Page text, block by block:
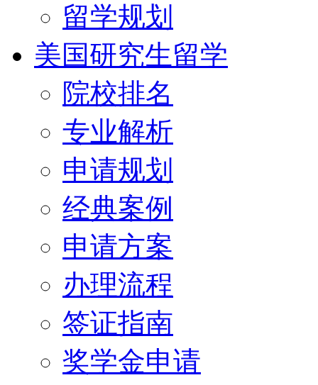
留学规划
美国研究生留学
院校排名
专业解析
申请规划
经典案例
申请方案
办理流程
签证指南
奖学金申请